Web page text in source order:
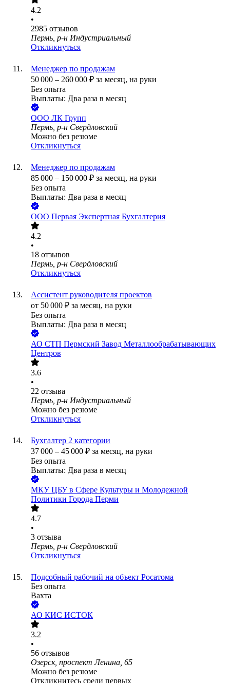
4.2
•
2985 отзывов
Пермь, р-н Индустриальный
Откликнуться
Менеджер по продажам
50 000 – 260 000 ₽ за месяц, на руки
Без опыта
Выплаты: Два раза в месяц
ООО ЛК Групп
Пермь, р-н Свердловский
Можно без резюме
Откликнуться
Менеджер по продажам
85 000 – 150 000 ₽ за месяц, на руки
Без опыта
Выплаты: Два раза в месяц
ООО Первая Экспертная Бухгалтерия
4.2
•
18 отзывов
Пермь, р-н Свердловский
Откликнуться
Ассистент руководителя проектов
от 50 000 ₽ за месяц, на руки
Без опыта
Выплаты: Два раза в месяц
АО СТП Пермский Завод Металлообрабатывающих
Центров
3.6
•
22 отзыва
Пермь, р-н Индустриальный
Можно без резюме
Откликнуться
Бухгалтер 2 категории
37 000 – 45 000 ₽ за месяц, на руки
Без опыта
Выплаты: Два раза в месяц
МКУ ЦБУ в Сфере Культуры и Молодежной
Политики Города Перми
4.7
•
3 отзыва
Пермь, р-н Свердловский
Откликнуться
Подсобный рабочий на объект Росатома
Без опыта
Вахта
АО КИС ИСТОК
3.2
•
56 отзывов
Озерск, проспект Ленина, 65
Можно без резюме
Откликнитесь среди первых